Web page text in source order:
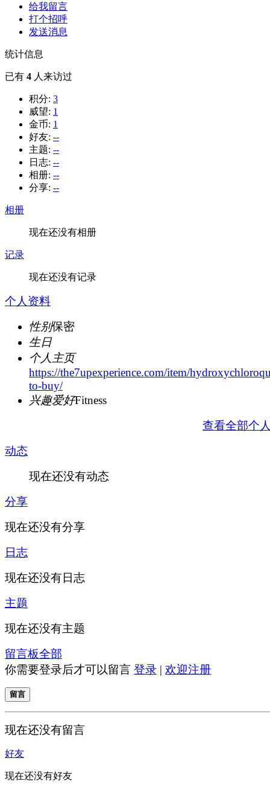
给我留言
打个招呼
发送消息
统计信息
已有 4 人来访过
积分: 3
威望: 1
金币: 1
好友: --
主题: --
日志: --
相册: --
分享: --
相册
现在还没有相册
记录
现在还没有记录
个人资料
性别保密
生日
个人主页
https://the7upexperience.com/item/
to-buy/
兴趣爱好Fitness
查看全部个
动态
现在还没有动态
分享
现在还没有分享
日志
现在还没有日志
主题
现在还没有主题
留言板全部
你需要登录后才可以留言 登录 | 欢迎注册
留言
现在还没有留言
好友
现在还没有好友